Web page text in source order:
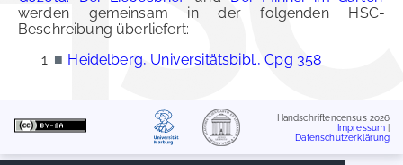
werden gemeinsam in der folgenden HSC-
Beschreibung überliefert:
■ Heidelberg, Universitätsbibl., Cpg 358
Handschriftencensus 2026
Impressum
Datenschutzerklärung